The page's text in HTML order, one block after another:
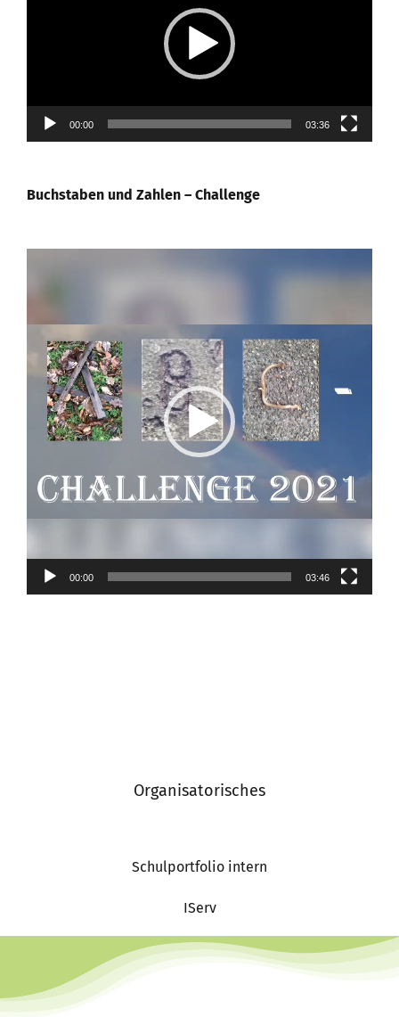
00:00 03:36
Buchstaben und Zahlen – Challenge
00:00 03:46
Organisatorisches
Schulportfolio intern
IServ